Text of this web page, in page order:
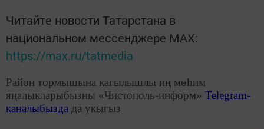
Читайте новости Татарстана в
национальном мессенджере MАХ:
https://max.ru/tatmedia
Район тормышына кагылышлы иң мөһим
яңалыкларыбызны «Чистополь-информ» Telegram-
каналыбызда да укыгыз